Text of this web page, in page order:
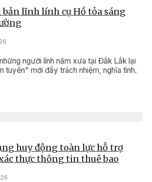
bản lĩnh lính cụ Hồ tỏa sáng
người lính năm xưa tại Đắk Lắk lại
tuyến" mới đầy trách nhiệm, nghĩa tình.
huy động toàn lực hỗ trợ
thực thông tin thuê bao